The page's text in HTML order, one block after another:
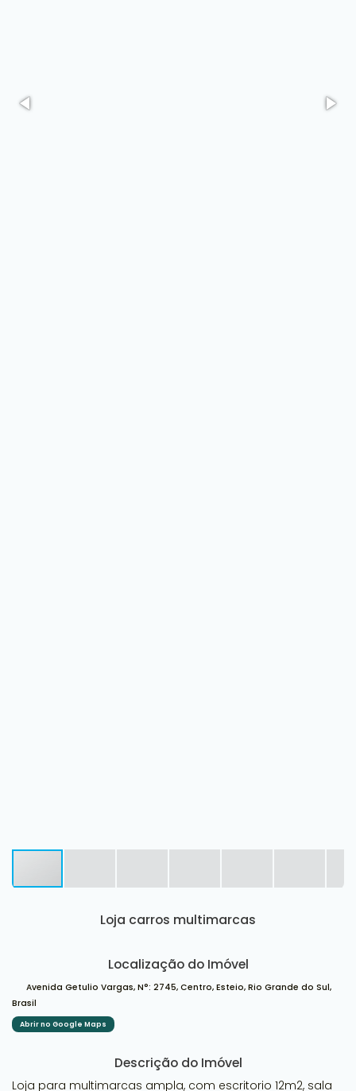
Loja carros multimarcas
Localização do Imóvel
Avenida Getulio Vargas, N°: 2745, Centro, Esteio, Rio Grande do Sul,
Brasil
Abrir no Google Maps
Descrição do Imóvel
Loja para multimarcas ampla, com escritorio 12m2, sala